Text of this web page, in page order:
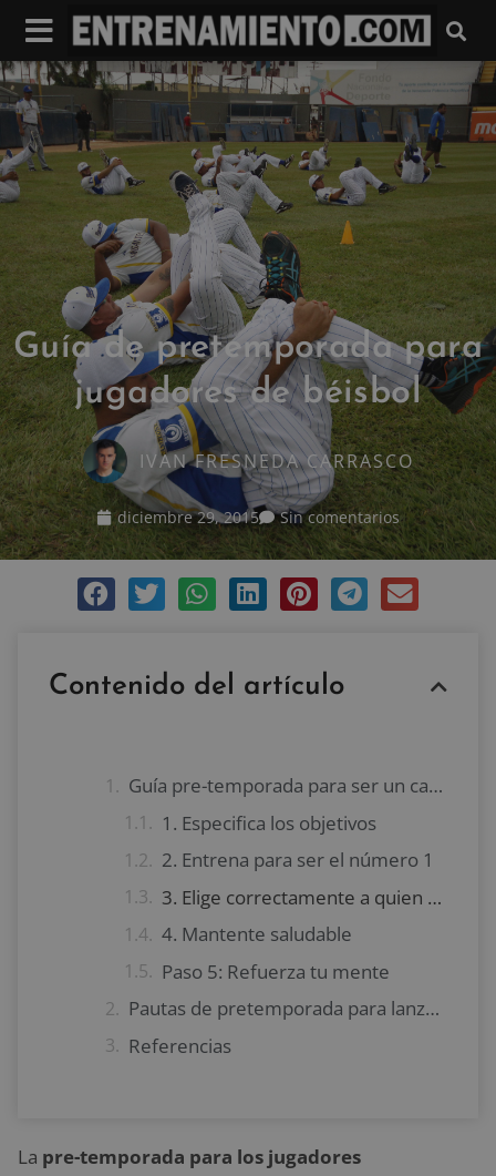
Guía de pretemporada para
jugadores de béisbol
IVAN FRESNEDA CARRASCO
diciembre 29, 2015 Sin comentarios
Contenido del artículo
Guía pre-temporada para ser un campeón de beisbol
1. Especifica los objetivos
2. Entrena para ser el número 1
3. Elige correctamente a quien escuchar
4. Mantente saludable
Paso 5: Refuerza tu mente
Pautas de pretemporada para lanzadores de béisbol
Referencias
La pre-temporada para los jugadores